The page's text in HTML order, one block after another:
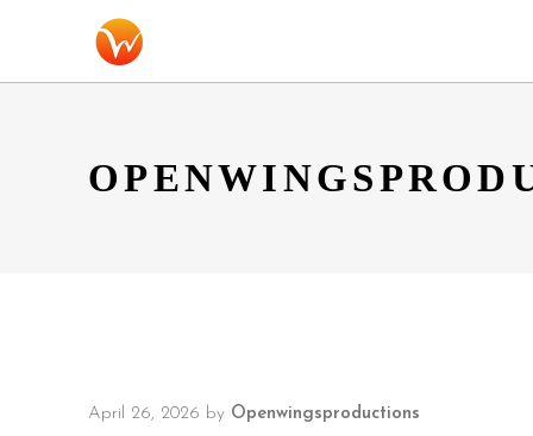
April 26, 2026 by Openwingsproductions